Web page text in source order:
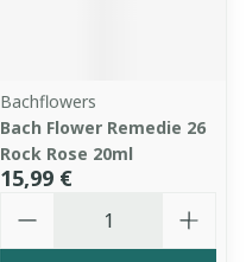
Bachflowers
Bach Flower Remedie 26
Rock Rose 20ml
15,99 €